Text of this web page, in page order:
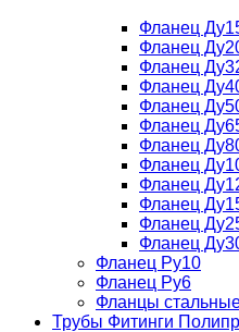
Фланец
Фланец
Фланец
Фланец
Фланец
Фланец
Фланец
Фланец
Фланец
Фланец
Фланец
Фланец
Фланец Ру10
Фланец Ру6
Фланцы
Трубы Фитинги